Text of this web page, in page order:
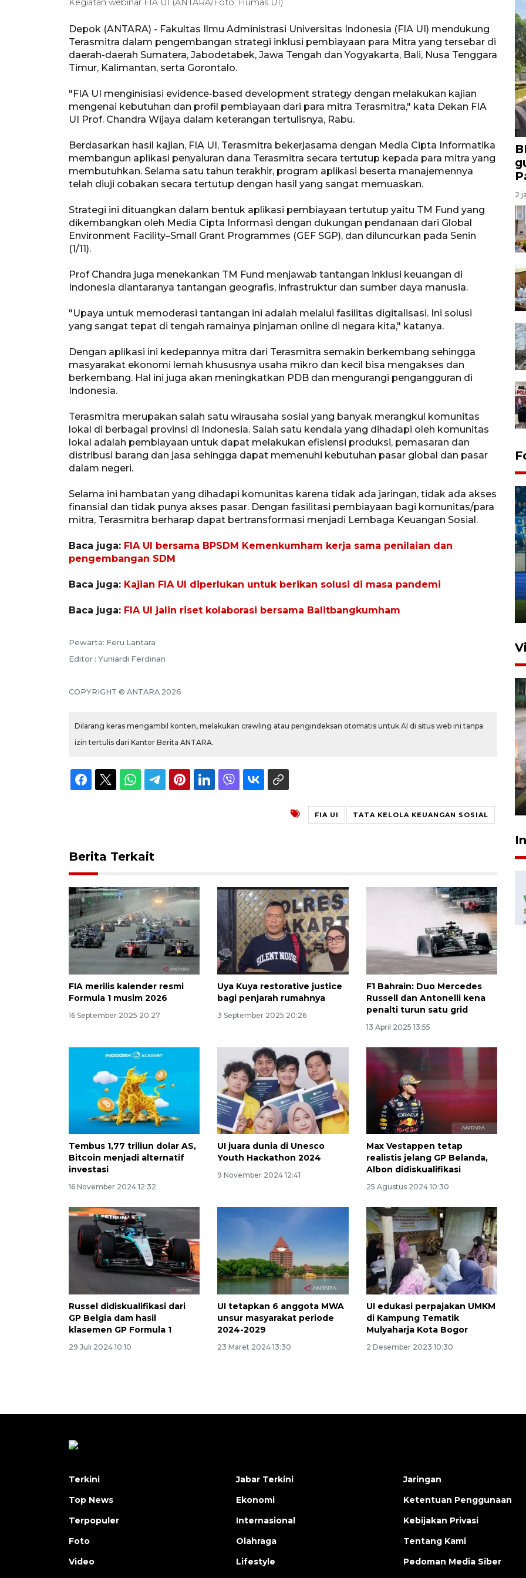
Kegiatan webinar FIA UI (ANTARA/Foto: Humas UI)
Depok (ANTARA) - Fakultas Ilmu Administrasi Universitas Indonesia (FIA UI) mendukung
Terasmitra dalam pengembangan strategi inklusi pembiayaan para Mitra yang tersebar di
daerah-daerah Sumatera, Jabodetabek, Jawa Tengah dan Yogyakarta, Bali, Nusa Tenggara
Timur, Kalimantan, serta Gorontalo.
"FIA UI menginisiasi evidence-based development strategy dengan melakukan kajian
mengenai kebutuhan dan profil pembiayaan dari para mitra Terasmitra," kata Dekan FIA
UI Prof. Chandra Wijaya dalam keterangan tertulisnya, Rabu.
Berdasarkan hasil kajian, FIA UI, Terasmitra bekerjasama dengan Media Cipta Informatika
membangun aplikasi penyaluran dana Terasmitra secara tertutup kepada para mitra yang
membutuhkan. Selama satu tahun terakhir, program aplikasi beserta manajemennya
telah diuji cobakan secara tertutup dengan hasil yang sangat memuaskan.
Strategi ini dituangkan dalam bentuk aplikasi pembiayaan tertutup yaitu TM Fund yang
dikembangkan oleh Media Cipta Informasi dengan dukungan pendanaan dari Global
Environment Facility–Small Grant Programmes (GEF SGP), dan diluncurkan pada Senin
(1/11).
Prof Chandra juga menekankan TM Fund menjawab tantangan inklusi keuangan di
Indonesia diantaranya tantangan geografis, infrastruktur dan sumber daya manusia.
"Upaya untuk memoderasi tantangan ini adalah melalui fasilitas digitalisasi. Ini solusi
yang sangat tepat di tengah ramainya pinjaman online di negara kita," katanya.
Dengan aplikasi ini kedepannya mitra dari Terasmitra semakin berkembang sehingga
masyarakat ekonomi lemah khususnya usaha mikro dan kecil bisa mengakses dan
berkembang. Hal ini juga akan meningkatkan PDB dan mengurangi pengangguran di
Indonesia.
Terasmitra merupakan salah satu wirausaha sosial yang banyak merangkul komunitas
lokal di berbagai provinsi di Indonesia. Salah satu kendala yang dihadapi oleh komunitas
lokal adalah pembiayaan untuk dapat melakukan efisiensi produksi, pemasaran dan
distribusi barang dan jasa sehingga dapat memenuhi kebutuhan pasar global dan pasar
dalam negeri.
Selama ini hambatan yang dihadapi komunitas karena tidak ada jaringan, tidak ada akses
finansial dan tidak punya akses pasar. Dengan fasilitasi pembiayaan bagi komunitas/para
mitra, Terasmitra berharap dapat bertransformasi menjadi Lembaga Keuangan Sosial.
Baca juga: FIA UI bersama BPSDM Kemenkumham kerja sama penilaian dan
pengembangan SDM
Baca juga: Kajian FIA UI diperlukan untuk berikan solusi di masa pandemi
Baca juga: FIA UI jalin riset kolaborasi bersama Balitbangkumham
Pewarta: Feru Lantara
Editor : Yuniardi Ferdinan
COPYRIGHT © ANTARA 2026
Dilarang keras mengambil konten, melakukan crawling atau pengindeksan otomatis untuk AI di situs web ini tanpa
izin tertulis dari Kantor Berita ANTARA.
FIA UI TATA KELOLA KEUANGAN SOSIAL
Berita Terkait
FIA merilis kalender resmi
Formula 1 musim 2026
16 September 2025 20:27
Uya Kuya restorative justice
bagi penjarah rumahnya
3 September 2025 20:26
F1 Bahrain: Duo Mercedes
Russell dan Antonelli kena
penalti turun satu grid
13 April 2025 13:55
Tembus 1,77 triliun dolar AS,
Bitcoin menjadi alternatif
investasi
16 November 2024 12:32
UI juara dunia di Unesco
Youth Hackathon 2024
9 November 2024 12:41
Max Vestappen tetap
realistis jelang GP Belanda,
Albon didiskualifikasi
25 Agustus 2024 10:30
Russel didiskualifikasi dari
GP Belgia dam hasil
klasemen GP Formula 1
29 Juli 2024 10:10
UI tetapkan 6 anggota MWA
unsur masyarakat periode
2024-2029
23 Maret 2024 13:30
UI edukasi perpajakan UMKM
di Kampung Tematik
Mulyaharja Kota Bogor
2 Desember 2023 10:30
2
dan manajerial SPPI di
Balikpapan
31 Juli 2026 18:01
musim kemarau
2026-08-05 12:00:00
Terkini
Top News
Terpopuler
Foto
Video
Jabar Terkini
Ekonomi
Internasional
Olahraga
Lifestyle
Jaringan
Ketentuan Penggunaan
Kebijakan Privasi
Tentang Kami
Pedoman Media Siber